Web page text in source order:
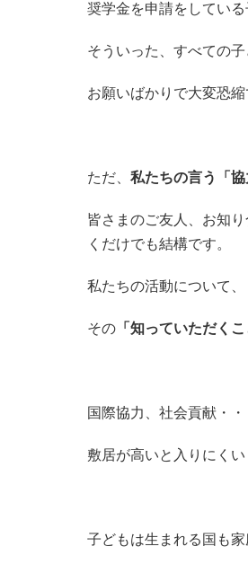
奨学金を申請をしてい
そういった、すべての
お願いばかりで大変恐
ただ、 私たちの言う「
皆さまのご友人、お知
くだけでも結構です。
私たちの活動について
その 「知っていただくこ
国際協力、社会貢献・
敷居が高いと入りにく
子どもは生まれる国も